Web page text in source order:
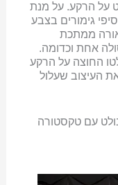
על הרקע. על מנת
גימורים בצבע
ממתכת
אחת וכדומה.
החוצה על הרקע
את העיצוב שעלול
עם טקסטורה